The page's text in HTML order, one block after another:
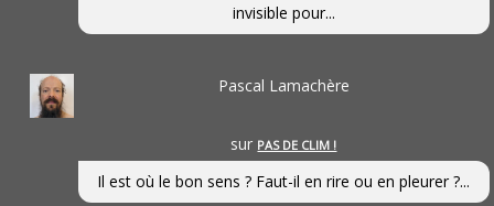
invisible pour...
Pascal Lamachère
sur PAS DE CLIM !
Il est où le bon sens ? Faut-il en rire ou en pleurer ?...